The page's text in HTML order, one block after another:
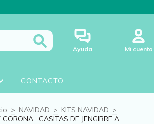
Ayuda Mi cuenta
CONTACTO
> NAVIDAD > KITS NAVIDAD >
CORONA : CASITAS DE JENGIBRE A